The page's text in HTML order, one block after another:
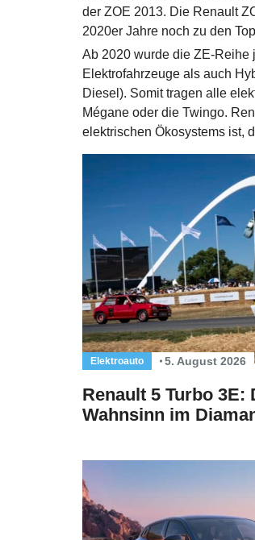
der ZOE 2013. Die Renault
2020er Jahre noch zu den
Ab 2020 wurde die ZE-Reihe
Elektrofahrzeuge als auch
Diesel). Somit tragen alle
Mégane oder die Twingo.
elektrischen Ökosystems ist,
Elektroauto 5. August 2026
Renault 5 Turbo 3E:
Wahnsinn im